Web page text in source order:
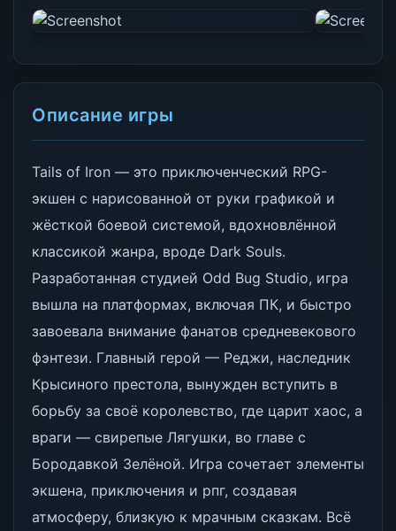
Описание игры
Tails of Iron — это приключенческий RPG-
экшен с нарисованной от руки графикой и
жёсткой боевой системой, вдохновлённой
классикой жанра, вроде Dark Souls.
Разработанная студией Odd Bug Studio, игра
вышла на платформах, включая ПК, и быстро
завоевала внимание фанатов средневекового
фэнтези. Главный герой — Реджи, наследник
Крысиного престола, вынужден вступить в
борьбу за своё королевство, где царит хаос, а
враги — свирепые Лягушки, во главе с
Бородавкой Зелёной. Игра сочетает элементы
экшена, приключения и рпг, создавая
атмосферу, близкую к мрачным сказкам. Всё